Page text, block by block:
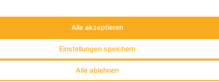
Alle ablehnen
Einstellungen speichern
Alle akzeptieren
Kohlehydrate: